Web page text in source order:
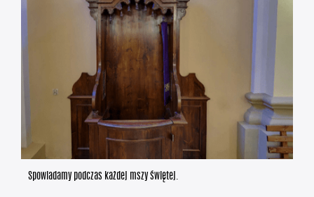
Spowiadamy podczas każdej mszy świętej.